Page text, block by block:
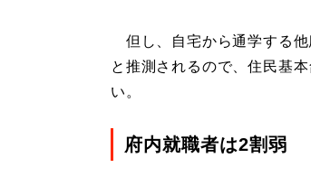
但し、自宅から通学する他
と推測されるので、住民基
い。
府内就職者は2割弱